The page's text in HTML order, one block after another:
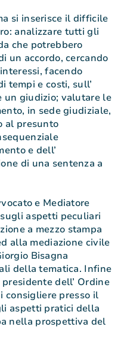
si inserisce il difficile
analizzare tutti gli
che potrebbero
un accordo, cercando
facendo
tempi e costi, sull’
giudizio; valutare le
in sede giudiziale,
al presunto
e dell’
di una sentenza a
e Mediatore
aspetti peculiari
a mezzo stampa
alla mediazione civile
Bisagna
della tematica. Infine
dell’ Ordine
consigliere presso il
aspetti pratici della
nella prospettiva del